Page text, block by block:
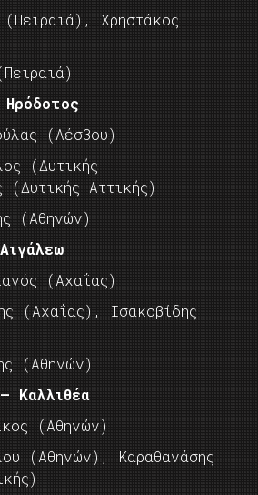
Χρηστάκος
(Λέσβου)
(Δυτικής
(Δυτικής Αττικής)
(Αθηνών)
(Αχαΐας)
(Αχαΐας), Ισακοβίδης
(Αθηνών)
Καλλιθέα
(Αθηνών)
(Αθηνών), Καραθανάσης